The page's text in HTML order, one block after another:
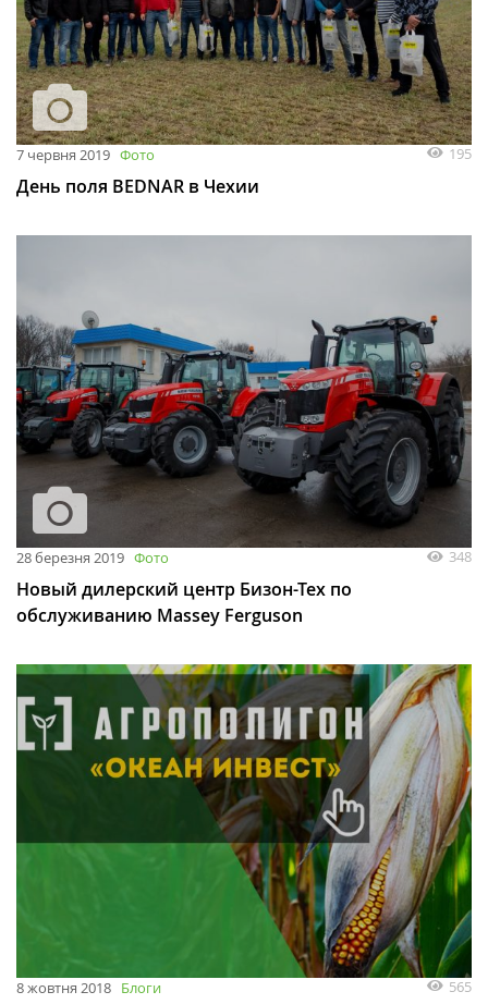
7 червня 2019 Фото 195
День поля BEDNAR в Чехии
28 березня 2019 Фото 348
Новый дилерский центр Бизон-Тех по
обслуживанию Massey Ferguson
8 жовтня 2018 Блоги 565